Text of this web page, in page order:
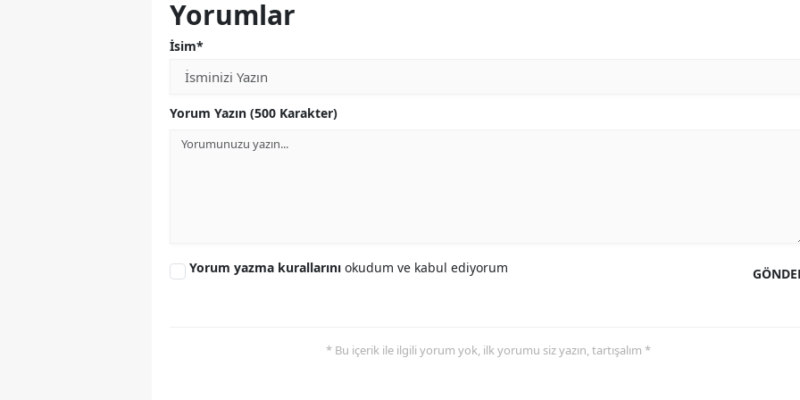
Yorumlar
İsim*
Yorum Yazın (500 Karakter)
Yorum yazma kurallarını okudum ve kabul ediyorum
* Bu içerik ile ilgili yorum yok, ilk yorumu siz yazın, tartışalım *